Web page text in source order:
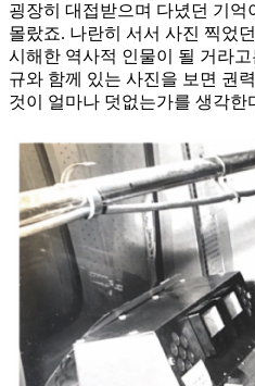
굉장히 대접받으며 다녔던 기억
몰랐죠. 나란히 서서 사진 찍었
시해한 역사적 인물이 될 거라
규와 함께 있는 사진을 보면 권
것이 얼마나 덧없는가를 생각한